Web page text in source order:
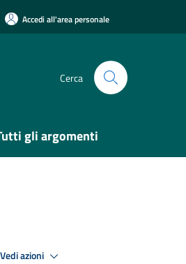
Accedi all'area personale
Cerca
gli argomenti
Vedi azioni